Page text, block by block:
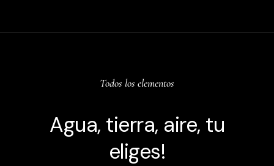
Todos los elementos
Agua, tierra, aire, tu
eliges!